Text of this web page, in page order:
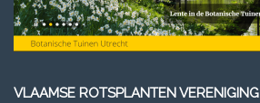
VLAAMSE ROTSPLANTEN VERENIGING